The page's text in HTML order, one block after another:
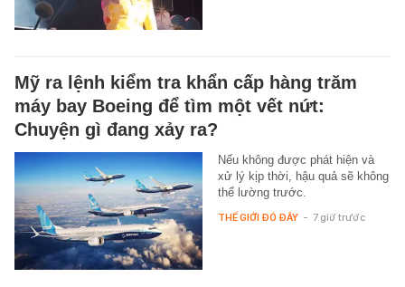
Mỹ ra lệnh kiểm tra khẩn cấp hàng trăm
máy bay Boeing để tìm một vết nứt:
Chuyện gì đang xảy ra?
Nếu không được phát hiện và
xử lý kịp thời, hậu quả sẽ không
thể lường trước.
THẾ GIỚI ĐÓ ĐÂY - 7 giờ trước